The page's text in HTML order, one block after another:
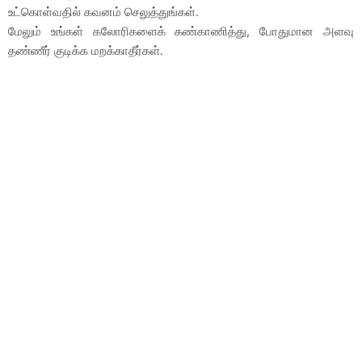
உட்கொள்வதில் கவனம் செலுத்துங்கள்.
மேலும் உங்கள் கலோரிகளைக் கண்காணித்து, போதுமான அளவு
தண்ணீர் குடிக்க மறக்காதீர்கள்.